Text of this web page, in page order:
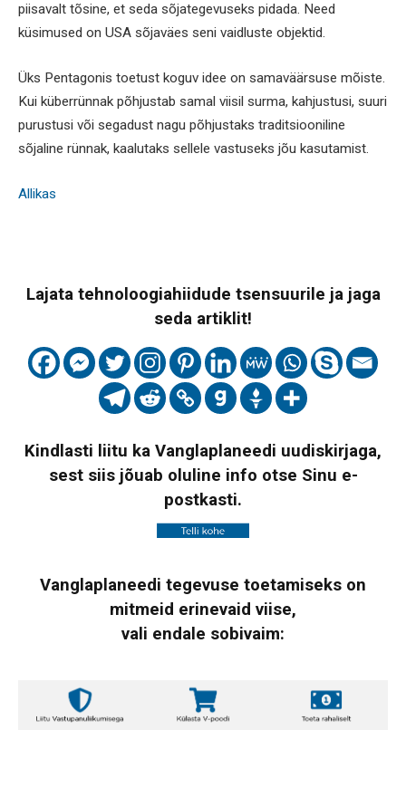
piisavalt tõsine, et seda sõjategevuseks pidada. Need
küsimused on USA sõjaväes seni vaidluste objektid.
Üks Pentagonis toetust koguv idee on samaväärsuse mõiste.
Kui küberrünnak põhjustab samal viisil surma, kahjustusi, suuri
purustusi või segadust nagu põhjustaks traditsiooniline
sõjaline rünnak, kaalutaks sellele vastuseks jõu kasutamist.
Allikas
Lajata tehnoloogiahiidude tsensuurile ja jaga
seda artiklit!
Kindlasti liitu ka Vanglaplaneedi uudiskirjaga,
sest siis jõuab oluline info otse Sinu e-
postkasti.
Vanglaplaneedi tegevuse toetamiseks on
mitmeid erinevaid viise,
vali endale sobivaim: